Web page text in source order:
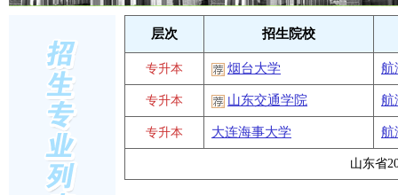
层次 招生院校
专升本 烟台大学 航
专升本 山东交通学院 航
专升本 大连海事大学 航
山东省